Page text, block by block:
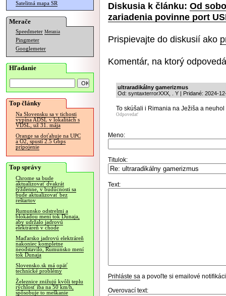
Satelitná mapa SR
Merače
Speedmeter Merania
Pingmeter
Googlemeter
Hľadanie
Top články
Na Slovensku sa v tichosti
vypína ADSL v lokalitách s
VDSL, už 31. mája
Orange sa doťahuje na UPC
a O2, spustí 2.5 Gbps
pripojenie
Top správy
Chrome sa bude
aktualizovať dvakrát
týždenne, v budúcnosti sa
bude aktualizovať bez
reštartov
Rumunsko odstrelmi a
blokádou mení tok Dunaja,
aby udržalo jadrovú
elektráreň v chode
Maďarsko jadrovú elektráreň
nakoniec kompletne
neodstavilo, Rumunsko mení
tok Dunaja
Slovensko.sk má opäť
technické problémy
Železnice znižujú kvôli teplu
rýchlosť iba na 50 km/h,
spôsobuje to meškanie
Diskusia k článku: Od
zariadenia povinne port
Prispievajte do diskusií ako
Komentár, na ktorý
ultraradikálny gamerizmus
Od: syntaxterrorXXX, . Y | Pridané: 2024-
To skúšali i Rimania na Ježiša a
Odpovedať
Meno:
Titulok:
Text:
Prihláste sa a povoľte si emailové
Overovací text: